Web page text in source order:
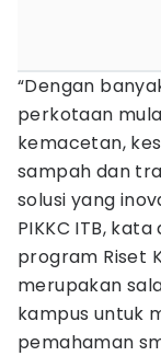
“Dengan
perkotaan
kemacetan,
sampah dan
solusi yang
PIKKC ITB,
program Riset
merupakan
kampus untuk
pemahaman